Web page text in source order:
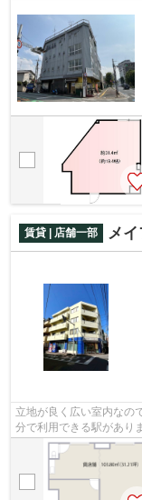
賃貸 | 店舗一部 メ
立地が良く広い室内なの
分で利用できる駅があり